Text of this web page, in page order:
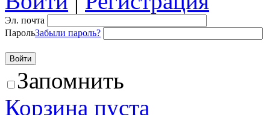
Эл. почта
ПарольЗабыли пароль?
Запомнить
Корзина пуста